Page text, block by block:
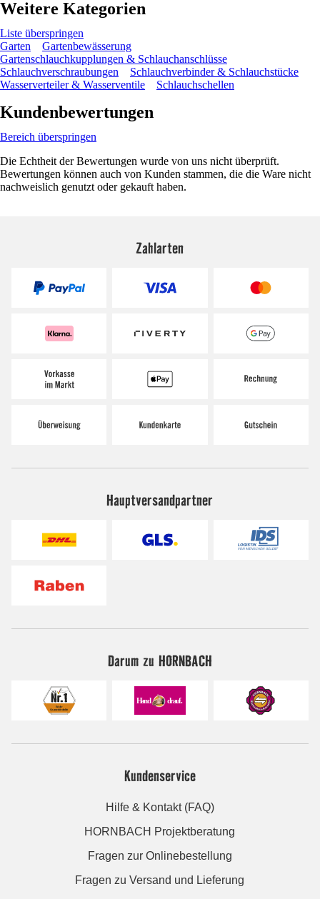
Weitere Kategorien
Liste überspringen
Garten
Gartenbewässerung
Gartenschlauchkupplungen & Schlauchanschlüsse
Schlauchverschraubungen
Schlauchverbinder & Schlauchstücke
Wasserverteiler & Wasserventile
Schlauchschellen
Kundenbewertungen
Bereich überspringen
Die Echtheit der Bewertungen wurde von uns nicht überprüft.
Bewertungen können auch von Kunden stammen, die die Ware nicht
nachweislich genutzt oder gekauft haben.
Zahlarten
Hauptversandpartner
Darum zu HORNBACH
Kundenservice
Hilfe & Kontakt (FAQ)
HORNBACH Projektberatung
Fragen zur Onlinebestellung
Fragen zu Versand und Lieferung